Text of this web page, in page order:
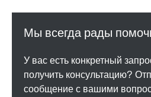
У вас есть конкретный
получить консультацию?
сообщение с вашими